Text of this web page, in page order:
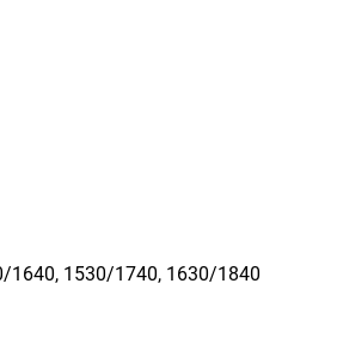
1640, 1530/1740, 1630/1840